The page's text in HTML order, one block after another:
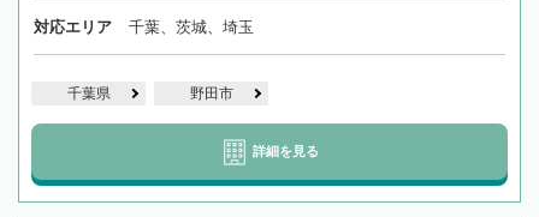
対応エリア 千葉、茨城、埼玉
千葉県 野田市
詳細を見る